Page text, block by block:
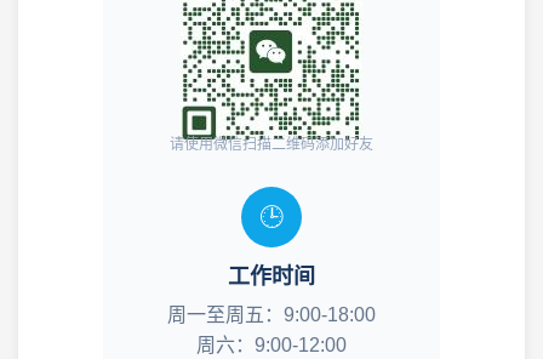
请使用微信扫描二维码添加好友
🕒
工作时间
周一至周五：9:00-18:00
周六：9:00-12:00